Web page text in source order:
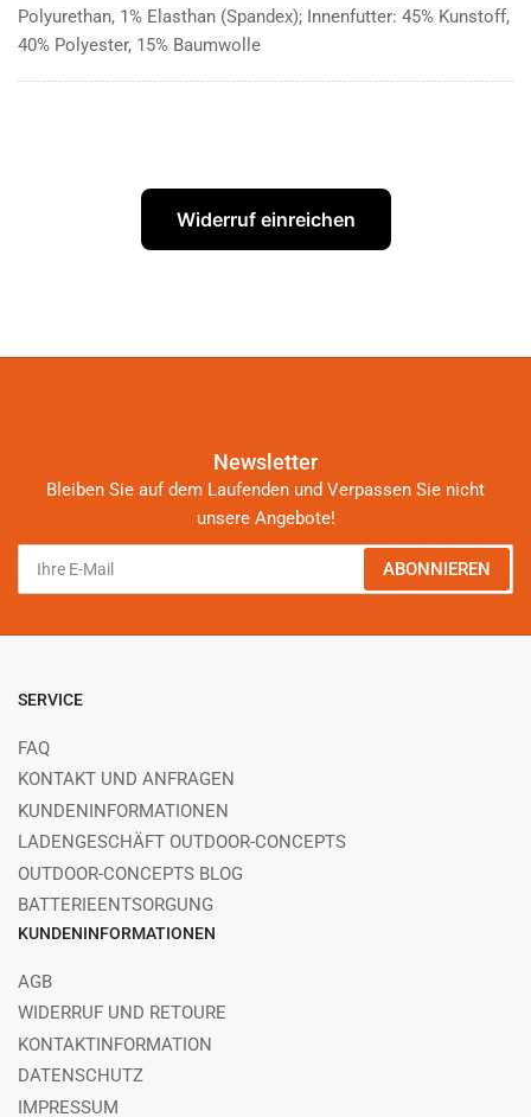
Polyurethan, 1% Elasthan (Spandex); Innenfutter: 45% Kunstoff,
40% Polyester, 15% Baumwolle
Widerruf einreichen
Newsletter
Bleiben Sie auf dem Laufenden und Verpassen Sie nicht
unsere Angebote!
Ihre
Mail
ABONNIEREN
SERVICE
FAQ
KONTAKT UND ANFRAGEN
KUNDENINFORMATIONEN
LADENGESCHÄFT OUTDOOR-CONCEPTS
OUTDOOR-CONCEPTS BLOG
BATTERIEENTSORGUNG
KUNDENINFORMATIONEN
AGB
WIDERRUF UND RETOURE
KONTAKTINFORMATION
DATENSCHUTZ
IMPRESSUM